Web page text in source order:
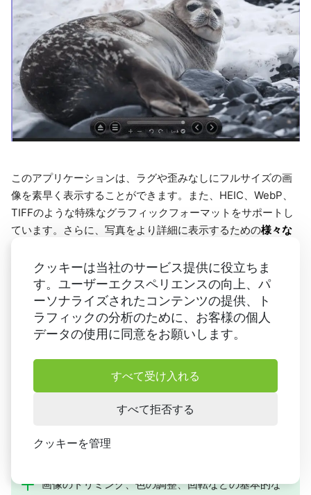
クッキーは当社のサービス提供に役立ちま
す。ユーザーエクスペリエンスの向上、パ
ーソナライズされたコンテンツの提供、ト
ラフィックの分析のために、お客様の個人
データの使用に同意をお願いします。
すべて受け入れる
すべて拒否する
クッキーを管理
このアプリケーションは、ラグや歪みなしにフルサイズの画
像を素早く表示することができます。また、HEIC、WebP、
TIFFのような特殊なグラフィックフォーマットをサポートし
ています。さらに、写真をより詳細に表示するための様々な
このフォトビューアは、トリミングやリサイズのような基本
的な編集ツールも提供しています。さらに、写真の見栄えを
良くするためにエフェクトを追加することもできます。ま
た、画像にブックマークを追加することもできます。
素早い読み込みとスムーズなスクロールで、大きな
多くのフォーマットをサポート： RAWファイル、
画像のトリミング、色の調整、回転などの基本的な